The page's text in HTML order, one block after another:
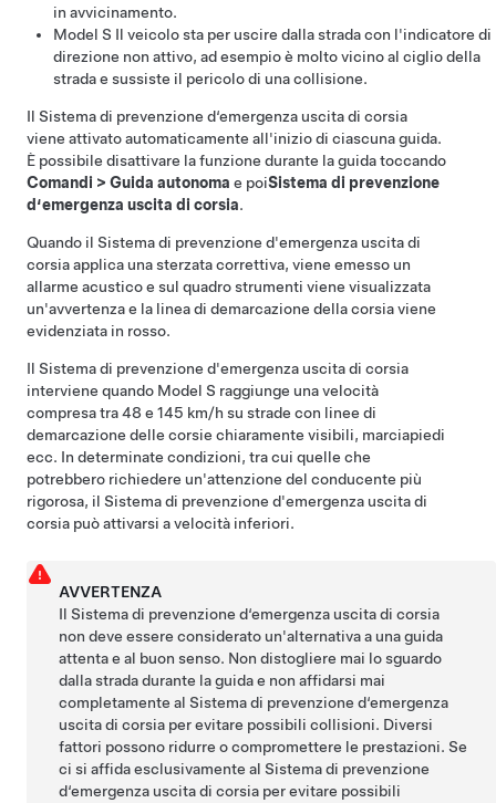
in avvicinamento.
Model S Il veicolo sta per uscire dalla strada con l'indicatore di
direzione non attivo, ad esempio è molto vicino al ciglio della
strada e sussiste il pericolo di una collisione.
Il Sistema di prevenzione d‘emergenza uscita di corsia
viene attivato automaticamente all'inizio di ciascuna guida.
È possibile disattivare la funzione durante la guida toccando
Comandi > Guida autonoma e poiSistema di prevenzione
d‘emergenza uscita di corsia.
Quando il Sistema di prevenzione d'emergenza uscita di
corsia applica una sterzata correttiva, viene emesso un
allarme acustico e sul quadro strumenti viene visualizzata
un'avvertenza e la linea di demarcazione della corsia viene
evidenziata in rosso.
Il Sistema di prevenzione d'emergenza uscita di corsia
interviene quando Model S raggiunge una velocità
compresa tra48 e 145 km/h su strade con linee di
demarcazione delle corsie chiaramente visibili, marciapiedi
ecc. In determinate condizioni, tra cui quelle che
potrebbero richiedere un'attenzione del conducente più
rigorosa, il Sistema di prevenzione d'emergenza uscita di
corsia può attivarsi a velocità inferiori.
AVVERTENZA
Il Sistema di prevenzione d‘emergenza uscita di corsia
non deve essere considerato un'alternativa a una guida
attenta e al buon senso. Non distogliere mai lo sguardo
dalla strada durante la guida e non affidarsi mai
completamente al Sistema di prevenzione d‘emergenza
uscita di corsia per evitare possibili collisioni. Diversi
fattori possono ridurre o compromettere le prestazioni. Se
ci si affida esclusivamente al Sistema di prevenzione
d‘emergenza uscita di corsia per evitare possibili